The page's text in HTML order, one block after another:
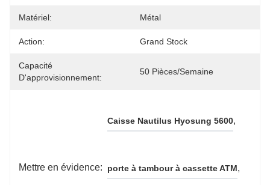
Matériel: Métal
Action: Grand Stock
Capacité
D'approvisionnement:
50 Pièces/semaine
Mettre en évidence:
Caisse Nautilus Hyosung 5600,
porte à tambour à cassette ATM,